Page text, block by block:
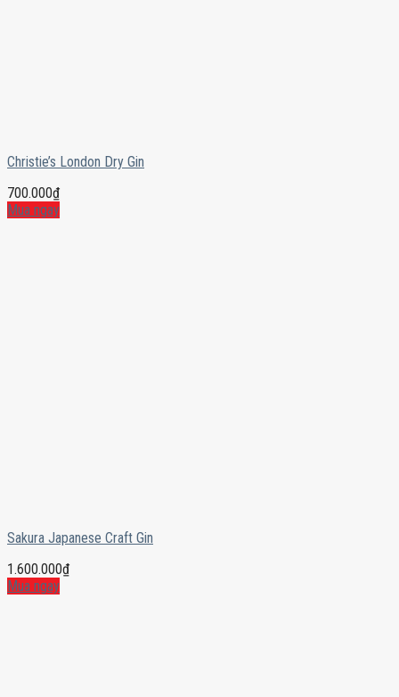
Christie’s London Dry Gin
700.000₫
Mua ngay
Sakura Japanese Craft Gin
1.600.000₫
Mua ngay